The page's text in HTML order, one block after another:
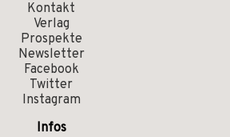
Kontakt
Verlag
Prospekte
Newsletter
Facebook
Twitter
Instagram
Infos